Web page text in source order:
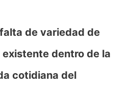
de variedad de
dentro de la
cotidiana del